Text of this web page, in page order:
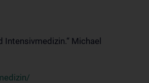
Michael